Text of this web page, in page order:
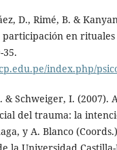
D., Rimé, B. &
participación en
35.
index.php/
& Schweiger, I. (2007).
del trauma: la
y A. Blanco